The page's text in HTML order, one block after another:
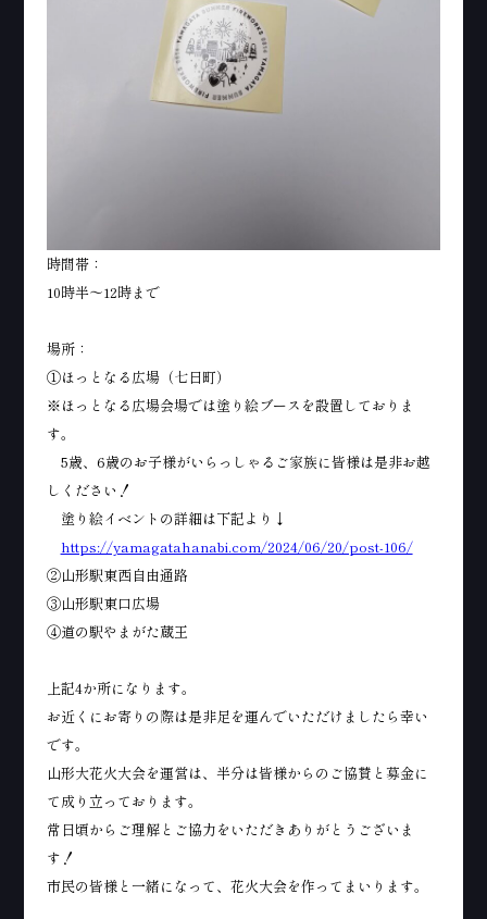
時間帯：
10時半～12時まで
場所：
①ほっとなる広場（七日町）
※ほっとなる広場会場では塗り絵ブースを設置しておりま
す。
5歳、6歳のお子様がいらっしゃるご家族に皆様は是非お越
しください！
塗り絵イベントの詳細は下記より↓
https://yamagatahanabi.com/2024/06/20/post-106/
②山形駅東西自由通路
③山形駅東口広場
④道の駅やまがた蔵王
上記4か所になります。
お近くにお寄りの際は是非足を運んでいただけましたら幸い
です。
山形大花火大会を運営は、半分は皆様からのご協賛と募金に
て成り立っております。
常日頃からご理解とご協力をいただきありがとうございま
す！
市民の皆様と一緒になって、花火大会を作ってまいります。